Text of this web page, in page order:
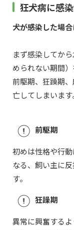
狂犬病に感
犬が感染した場合
まず感染してか
められない期間）
前駆期、狂躁期
亡してしまいます
前駆期
初めは性格や行
なる、飼い主に
す。
狂躁期
異常に興奮する